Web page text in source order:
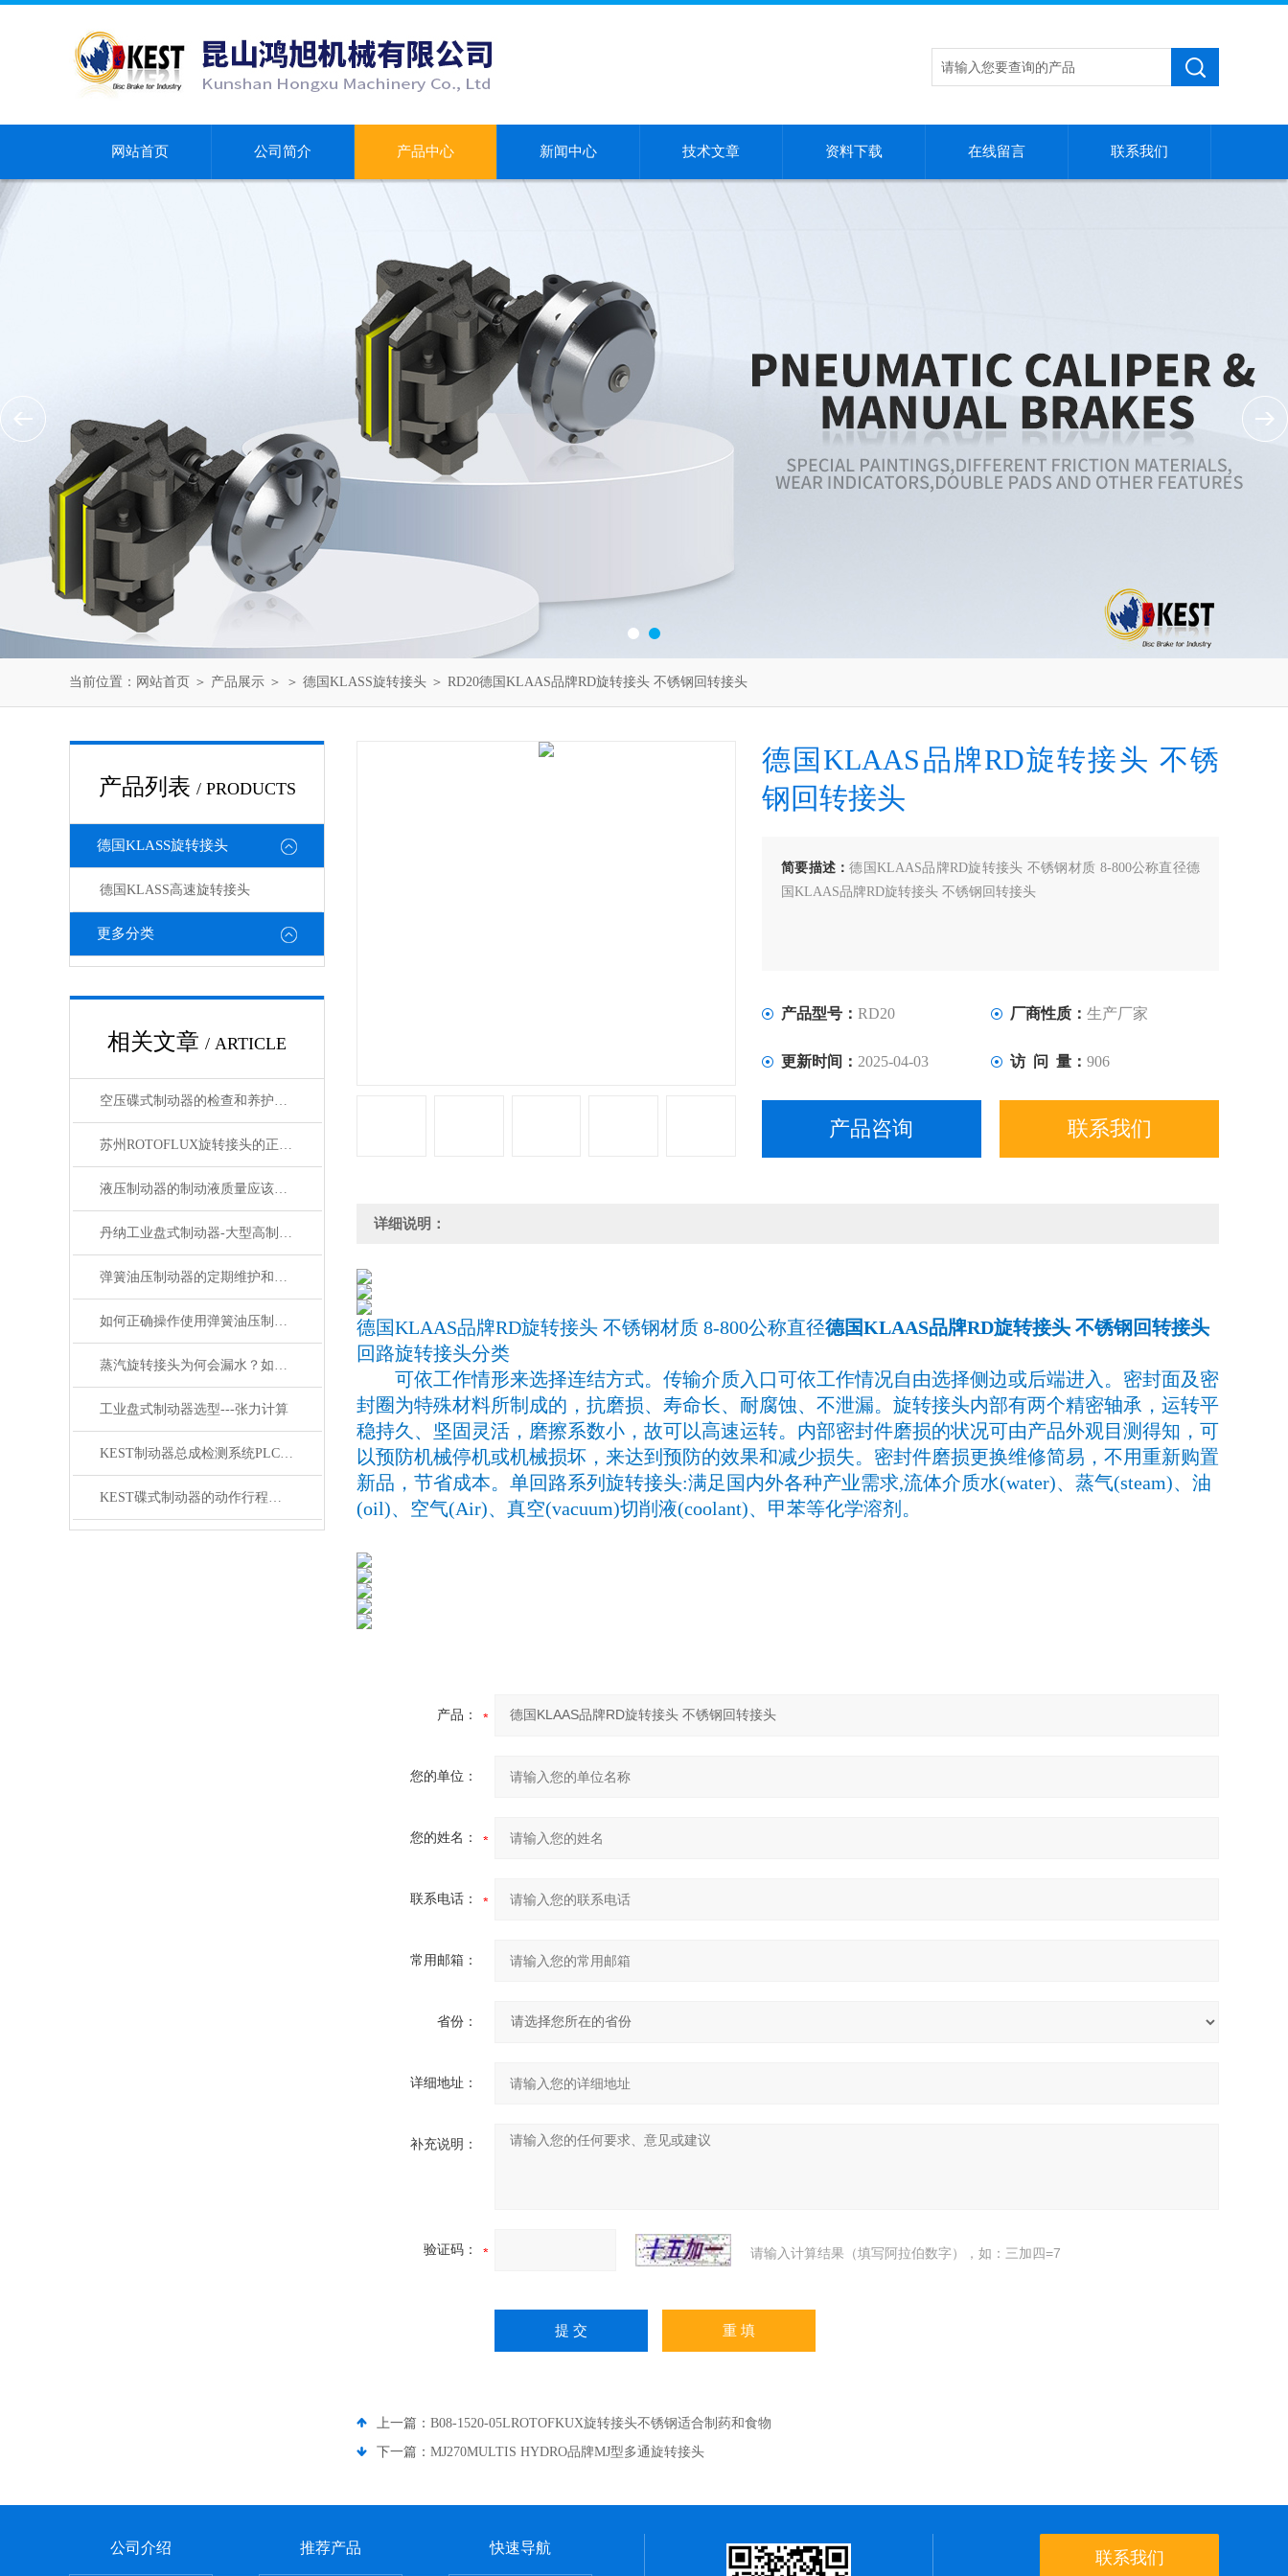
网站首页 公司简介 产品中心 新闻中心 技术文章 资料下载 在线留言 联系我们
当前位置： 网站首页 ＞ 产品展示 ＞ ＞ 德国KLASS旋转接头 ＞ RD20德国KLAAS品牌RD旋转接头 不锈钢回转接头
产品列表 / PRODUCTS
德国KLASS旋转接头
德国KLASS高速旋转接头
更多分类
相关文章 / ARTICLE
空压碟式制动器的检查和养护作业做好了吗？
苏州ROTOFLUX旋转接头的正确维护与更换
液压制动器的制动液质量应该怎么判断
丹纳工业盘式制动器-大型高制动力液压刹车
弹簧油压制动器的定期维护和检查是不可少的
如何正确操作使用弹簧油压制动器刹车？
蒸汽旋转接头为何会漏水？如何解决？
工业盘式制动器选型---张力计算
KEST制动器总成检测系统PLC技术的应用
KEST碟式制动器的动作行程调整说明
德国KLAAS品牌RD旋转接头 不锈
钢回转接头
简要描述：德国KLAAS品牌RD旋转接头 不锈钢材质 8-800公称直径德
国KLAAS品牌RD旋转接头 不锈钢回转接头
产品型号： RD20 厂商性质： 生产厂家
更新时间： 2025-04-03 访 问 量： 906
产品咨询 联系我们
详细说明：
德国KLAAS品牌RD旋转接头 不锈钢材质 8-800公称直径德国KLAAS品牌RD旋转接头 不锈钢回转接头
回路旋转接头分类
可依工作情形来选择连结方式。传输介质入口可依工作情况自由选择侧边或后端进入。密封面及密
封圈为特殊材料所制成的，抗磨损、寿命长、耐腐蚀、不泄漏。旋转接头内部有两个精密轴承，运转平
稳持久、坚固灵活，磨擦系数小，故可以高速运转。内部密封件磨损的状况可由产品外观目测得知，可
以预防机械停机或机械损坏，来达到预防的效果和减少损失。密封件磨损更换维修简易，不用重新购置
新品，节省成本。单回路系列旋转接头:满足国内外各种产业需求,流体介质水(water)、蒸气(steam)、油
(oil)、空气(Air)、真空(vacuum)切削液(coolant)、甲苯等化学溶剂。
产品：
您的单位：
您的姓名：
联系电话：
常用邮箱：
省份：
详细地址：
补充说明：
验证码： 请输入计算结果（填写阿拉伯数字），如：三加四=7
上一篇： B08-1520-05LROTOFKUX旋转接头不锈钢适合制药和食物
下一篇： MJ270MULTIS HYDRO品牌MJ型多通旋转接头
公司介绍 推荐产品 快速导航
联系我们